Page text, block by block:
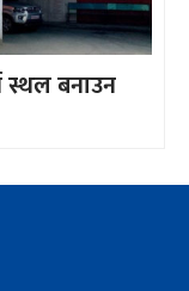
स्थल बनाउन